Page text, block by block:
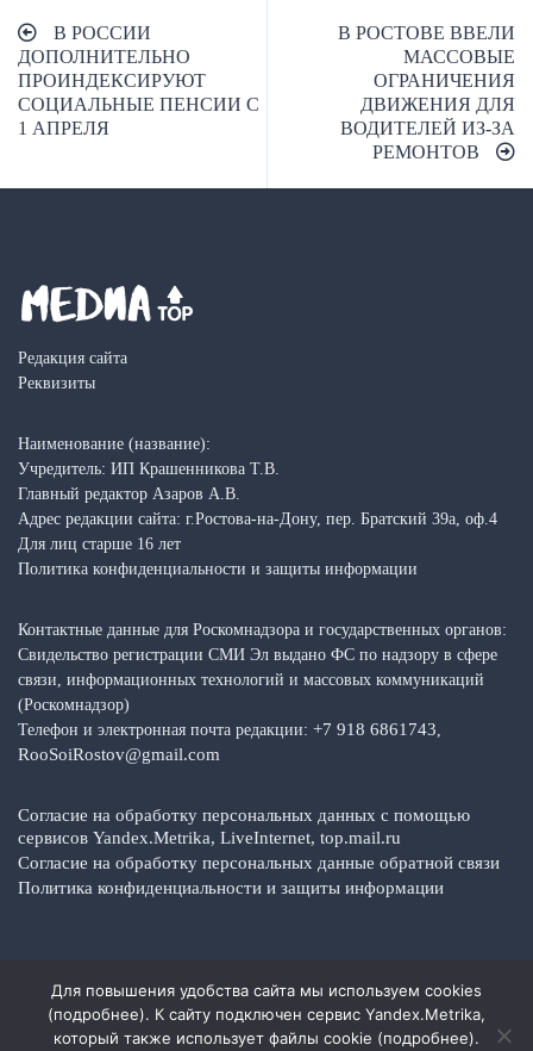
Навигация
по
записям
В РОССИИ
ДОПОЛНИТЕЛЬНО
ПРОИНДЕКСИРУЮТ
СОЦИАЛЬНЫЕ ПЕНСИИ С
1 АПРЕЛЯ
В РОСТОВЕ ВВЕЛИ
МАССОВЫЕ
ОГРАНИЧЕНИЯ
ДВИЖЕНИЯ ДЛЯ
ВОДИТЕЛЕЙ ИЗ-ЗА
РЕМОНТОВ
Редакция сайта
Реквизиты
Наименование (название):
Учредитель: ИП Крашенникова Т.В.
Главный редактор Азаров А.В.
Адрес редакции сайта: г.Ростова-на-Дону, пер. Братский 39а, оф.4
Для лиц старше 16 лет
Политика конфиденциальности и защиты информации
Контактные данные для Роскомнадзора и государственных органов:
Свидельство регистрации СМИ Эл выдано ФС по надзору в сфере
связи, информационных технологий и массовых коммуникаций
(Роскомнадзор)
Телефон и электронная почта редакции: +7 918 6861743
RooSoiRostov@gmail.com
Согласие на обработку персональных данных с помощью
сервисов Yandex.Metrika, LiveInternet, top.mail.ru
Согласие на обработку персональных данные обратной связи
Политика конфиденциальности и защиты информации
Copyright © 2026 Media Top — Общественно-политические факты,
события, новости
Для повышения удобства сайта мы используем cookies
(подробнее). К сайту подключен сервис Yandex.Metrika,
который также использует файлы cookie (подробнее).